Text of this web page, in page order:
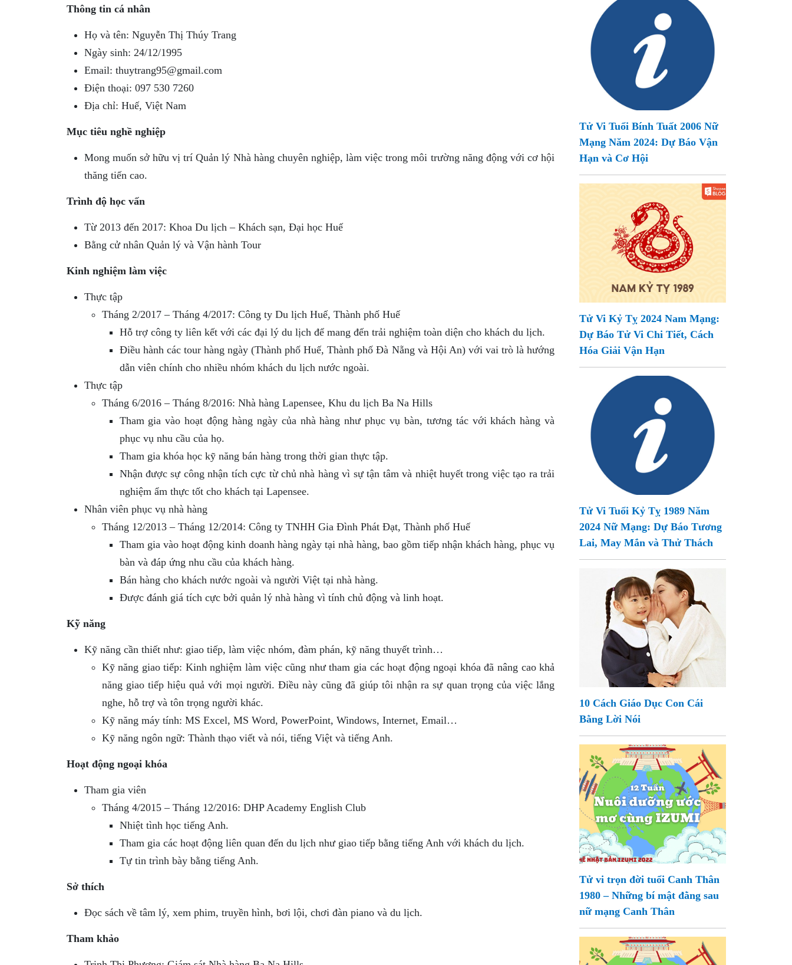
Thông tin cá nhân
Họ và tên: Nguyễn Thị Thúy Trang
Ngày sinh: 24/12/1995
Email: thuytrang95@gmail.com
Điện thoại: 097 530 7260
Địa chỉ: Huế, Việt Nam
Mục tiêu nghề nghiệp
Mong muốn sở hữu vị trí Quản lý Nhà hàng chuyên nghiệp, làm việc trong môi trường năng động với cơ hội
thăng tiến cao.
Trình độ học vấn
Từ 2013 đến 2017: Khoa Du lịch – Khách sạn, Đại học Huế
Bằng cử nhân Quản lý và Vận hành Tour
Kinh nghiệm làm việc
Thực tập
Tháng 2/2017 – Tháng 4/2017: Công ty Du lịch Huế, Thành phố Huế
Hỗ trợ công ty liên kết với các đại lý du lịch để mang đến trải nghiệm toàn diện cho khách du lịch.
Điều hành các tour hàng ngày (Thành phố Huế, Thành phố Đà Nẵng và Hội An) với vai trò là hướng
dẫn viên chính cho nhiều nhóm khách du lịch nước ngoài.
Thực tập
Tháng 6/2016 – Tháng 8/2016: Nhà hàng Lapensee, Khu du lịch Ba Na Hills
Tham gia vào hoạt động hàng ngày của nhà hàng như phục vụ bàn, tương tác với khách hàng và
phục vụ nhu cầu của họ.
Tham gia khóa học kỹ năng bán hàng trong thời gian thực tập.
Nhận được sự công nhận tích cực từ chủ nhà hàng vì sự tận tâm và nhiệt huyết trong việc tạo ra trải
nghiệm ẩm thực tốt cho khách tại Lapensee.
Nhân viên phục vụ nhà hàng
Tháng 12/2013 – Tháng 12/2014: Công ty TNHH Gia Đình Phát Đạt, Thành phố Huế
Tham gia vào hoạt động kinh doanh hàng ngày tại nhà hàng, bao gồm tiếp nhận khách hàng, phục vụ
bàn và đáp ứng nhu cầu của khách hàng.
Bán hàng cho khách nước ngoài và người Việt tại nhà hàng.
Được đánh giá tích cực bởi quản lý nhà hàng vì tính chủ động và linh hoạt.
Kỹ năng
Kỹ năng cần thiết như: giao tiếp, làm việc nhóm, đàm phán, kỹ năng thuyết trình…
Kỹ năng giao tiếp: Kinh nghiệm làm việc cũng như tham gia các hoạt động ngoại khóa đã nâng cao khả
năng giao tiếp hiệu quả với mọi người. Điều này cũng đã giúp tôi nhận ra sự quan trọng của việc lắng
nghe, hỗ trợ và tôn trọng người khác.
Kỹ năng máy tính: MS Excel, MS Word, PowerPoint, Windows, Internet, Email…
Kỹ năng ngôn ngữ: Thành thạo viết và nói, tiếng Việt và tiếng Anh.
Hoạt động ngoại khóa
Tham gia viên
Tháng 4/2015 – Tháng 12/2016: DHP Academy English Club
Nhiệt tình học tiếng Anh.
Tham gia các hoạt động liên quan đến du lịch như giao tiếp bằng tiếng Anh với khách du lịch.
Tự tin trình bày bằng tiếng Anh.
Sở thích
Đọc sách về tâm lý, xem phim, truyền hình, bơi lội, chơi đàn piano và du lịch.
Tham khảo
Tử Vi Tuổi Bính Tuất 2006 Nữ
Mạng Năm 2024: Dự Báo Vận
Hạn và Cơ Hội
Tử Vi Kỷ Tỵ 2024 Nam Mạng:
Dự Báo Tử Vi Chi Tiết, Cách
Hóa Giải Vận Hạn
Tử Vi Tuổi Kỷ Tỵ 1989 Năm
2024 Nữ Mạng: Dự Báo Tương
Lai, May Mắn và Thử Thách
10 Cách Giáo Dục Con Cái
Bằng Lời Nói
Tử vi trọn đời tuổi Canh Thân
1980 – Những bí mật đằng sau
nữ mạng Canh Thân